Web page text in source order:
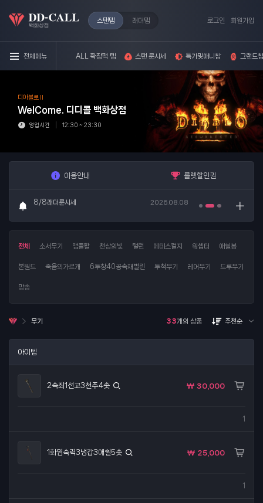
스탠템 래더템 로그인 회원가입
전체메뉴 ALL 확장팩 템 스탠 룬시세 특가밎애니참 그랜드
디아블로 II
WelCome. 디디콜 백화상점
영업시간 12:30 ~ 23:30
이용안내 롤렛할인권
♥주문방법♥ 2024.09.18
2026.08.08
8/8래더룬시세 2026.08.08
♥주문방법♥ 2024.09.18
전체
소서무기 앰플활 천상의빛 탤런 에테스컬지 워셉터 애쉴봉
본원드 죽음의가르개 6투창40공속재벌린 투척무기 레어무기 드루무기
망송
무기 33개의 상품 추천순
아이템
2속죄1선고3천주4솟
1
₩ 30,000
1화염숙력3냉갑3애쉴5솟
1
₩ 25,000